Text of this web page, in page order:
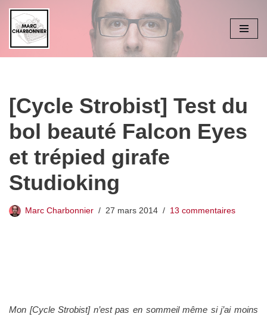
Aller
au
contenu
[Cycle Strobist] Test du
bol beauté Falcon Eyes
et trépied girafe
Studioking
Marc Charbonnier 27 mars 2014 13 commentaires
Mon [Cycle Strobist] n’est pas en sommeil même si j’ai moins